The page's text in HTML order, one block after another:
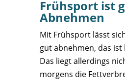
Frühsport ist
Abnehmen
Mit Frühsport lässt
gut abnehmen, das ist
Das liegt allerdings
morgens die